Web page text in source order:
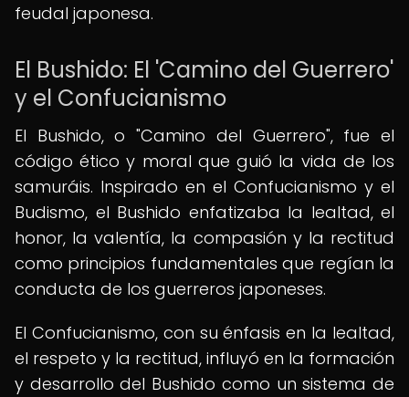
feudal japonesa.
El Bushido: El 'Camino del Guerrero'
y el Confucianismo
El Bushido, o "Camino del Guerrero", fue el
código ético y moral que guió la vida de los
samuráis. Inspirado en el Confucianismo y el
Budismo, el Bushido enfatizaba la lealtad, el
honor, la valentía, la compasión y la rectitud
como principios fundamentales que regían la
conducta de los guerreros japoneses.
El Confucianismo, con su énfasis en la lealtad,
el respeto y la rectitud, influyó en la formación
y desarrollo del Bushido como un sistema de